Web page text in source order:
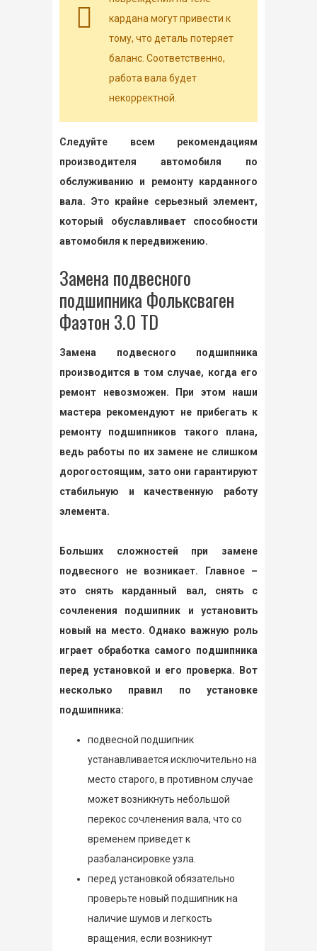
кардана могут привести к
тому, что деталь потеряет
баланс. Соответственно,
работа вала будет
некорректной.
Следуйте всем рекомендациям
производителя автомобиля по
обслуживанию и ремонту карданного
вала. Это крайне серьезный элемент,
который обуславливает способности
автомобиля к передвижению.
Замена подвесного
подшипника Фольксваген
Фаэтон 3.0 TD
Замена подвесного подшипника
производится в том случае, когда его
ремонт невозможен. При этом наши
мастера рекомендуют не прибегать к
ремонту подшипников такого плана,
ведь работы по их замене не слишком
дорогостоящим, зато они гарантируют
стабильную и качественную работу
элемента.
Больших сложностей при замене
подвесного не возникает. Главное –
это снять карданный вал, снять с
сочленения подшипник и установить
новый на место. Однако важную роль
играет обработка самого подшипника
перед установкой и его проверка. Вот
несколько правил по установке
подшипника:
подвесной подшипник
устанавливается исключительно на
место старого, в противном случае
может возникнуть небольшой
перекос сочленения вала, что со
временем приведет к
разбалансировке узла.
перед установкой обязательно
проверьте новый подшипник на
наличие шумов и легкость
вращения, если возникнут